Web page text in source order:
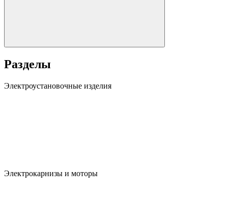
Разделы
Электроустановочные изделия
Электрокарнизы и моторы